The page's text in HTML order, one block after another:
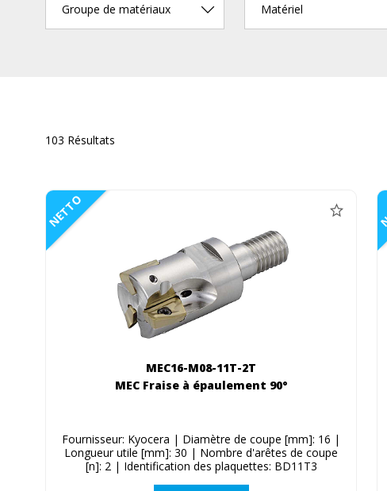
Groupe de matériaux Matériel
103 Résultats
NETTO
MEC16-M08-11T-2T
MEC Fraise à épaulement 90°
Fournisseur: Kyocera | Diamètre de coupe [mm]: 16 |
Longueur utile [mm]: 30 | Nombre d'arêtes de coupe
[n]: 2 | Identification des plaquettes: BD11T3